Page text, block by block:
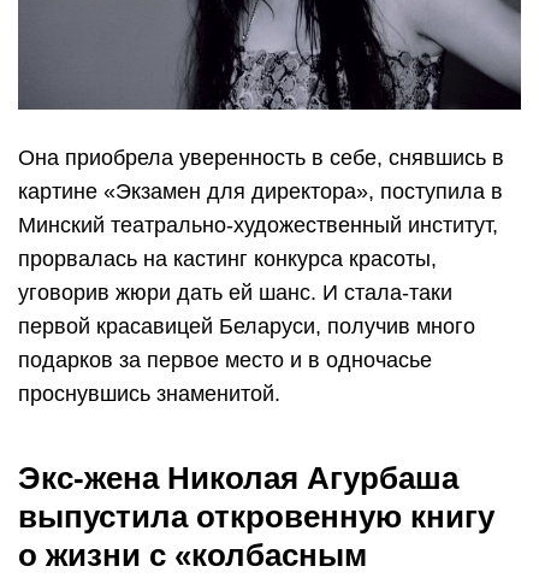
Она приобрела уверенность в себе, снявшись в
картине «Экзамен для директора», поступила в
Минский театрально-художественный институт,
прорвалась на кастинг конкурса красоты,
уговорив жюри дать ей шанс. И стала-таки
первой красавицей Беларуси, получив много
подарков за первое место и в одночасье
проснувшись знаменитой.
Экс-жена Николая Агурбаша
выпустила откровенную книгу
о жизни с «колбасным